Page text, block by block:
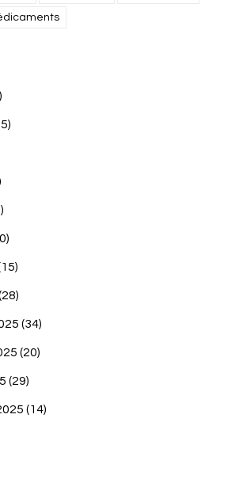
(34)
(20)
(29)
(14)